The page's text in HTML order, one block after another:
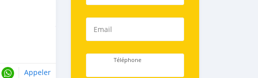
Appeler
Email
Téléphone